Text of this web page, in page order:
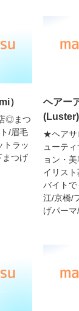
）
◎まつ
/眉毛
トラッ
まつげ
ヘアー
(Luster)
★ヘアサ
ューテ
ョン・
イリス
バイト
江/京橋/
げパー